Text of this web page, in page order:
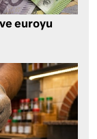
euroyu